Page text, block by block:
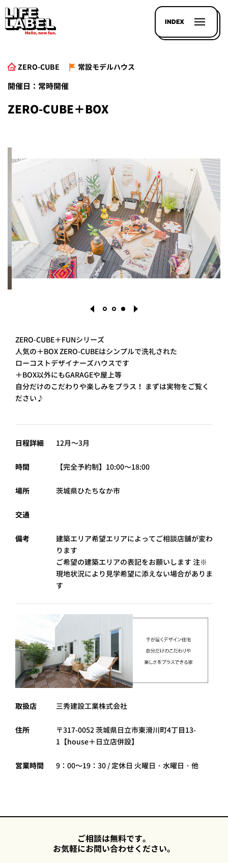
INDEX
HOUSE
LINE-
UP
PROJECT
WHAT’S
LIFE
LABEL
企業の
ZERO-CUBE 常設モデルハウス
開催日：常時開催
ZERO-CUBE＋BOX
1 2 3
ZERO-CUBE＋FUNシリーズ
人気の＋BOX ZERO-CUBEはシンプルで洗礼された
ローコストデザイナーズハウスです
＋BOX以外にもGARAGEや屋上等
自分だけのこだわりや楽しみをプラス！ まずは実物をご覧く
ださい♪
日程詳細 12月～3月
時間 【完全予約制】10:00～18:00
場所 茨城県ひたちなか市
交通
備考
建築エリア希望エリアによってご相談店舗が変わ
ります
ご希望の建築エリアの表記をお願いします 注※
現地状況により見学希望に添えない場合がありま
す
取扱店 三秀建設工業株式会社
住所
〒317-0052 茨城県日立市東滑川町4丁目13-
1【house＋日立店併設】
営業時間 9：00～19：30 / 定休日 火曜日・水曜日・他
ご相談は無料です。
お気軽にお問い合わせください。